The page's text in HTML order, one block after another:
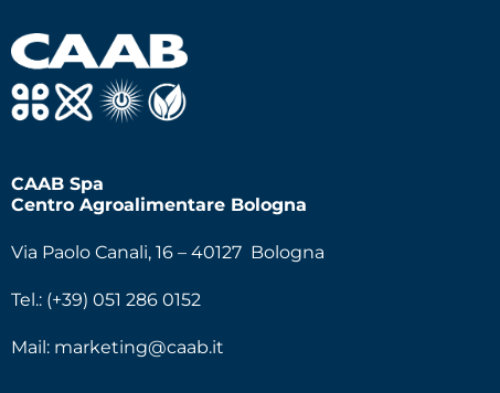
CAAB Spa
Centro Agroalimentare Bologna
Via Paolo Canali, 16 – 40127 Bologna
Tel.: (+39) 051 286 0152
Mail: marketing@caab.it